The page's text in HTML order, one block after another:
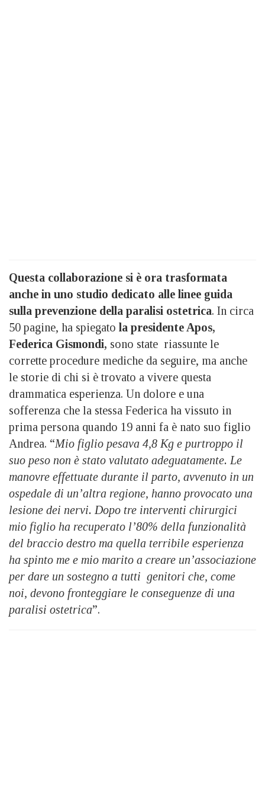
Questa collaborazione si è ora trasformata
anche in uno studio dedicato alle linee guida
sulla prevenzione della paralisi ostetrica. In circa
50 pagine, ha spiegato la presidente Apos,
Federica Gismondi, sono state riassunte le
corrette procedure mediche da seguire, ma anche
le storie di chi si è trovato a vivere questa
drammatica esperienza. Un dolore e una
sofferenza che la stessa Federica ha vissuto in
prima persona quando 19 anni fa è nato suo figlio
Andrea. “Mio figlio pesava 4,8 Kg e purtroppo il
suo peso non è stato valutato adeguatamente. Le
manovre effettuate durante il parto, avvenuto in un
ospedale di un’altra regione, hanno provocato una
lesione dei nervi. Dopo tre interventi chirurgici
mio figlio ha recuperato l’80% della funzionalità
del braccio destro ma quella terribile esperienza
ha spinto me e mio marito a creare un’associazione
per dare un sostegno a tutti genitori che, come
noi, devono fronteggiare le conseguenze di una
paralisi ostetrica”.